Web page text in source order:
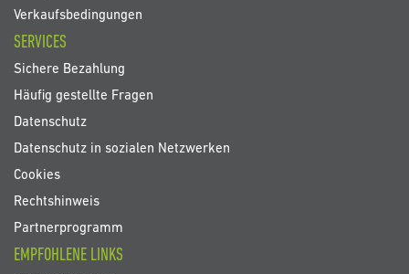
Verkaufsbedingungen
SERVICES
Sichere Bezahlung
Häufig gestellte Fragen
Datenschutz
Datenschutz in sozialen Netzwerken
Cookies
Rechtshinweis
Partnerprogramm
EMPFOHLENE LINKS